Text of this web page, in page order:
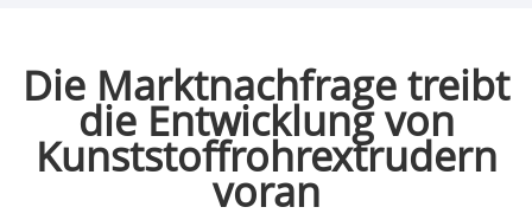
Die Marktnachfrage treibt
die Entwicklung von
Kunststoffrohrextrudern
voran